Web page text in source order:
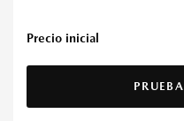
Precio inicial